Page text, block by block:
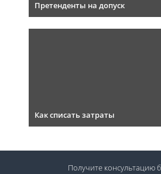
Претенденты на допуск
Как списать затраты
Получите консультацию